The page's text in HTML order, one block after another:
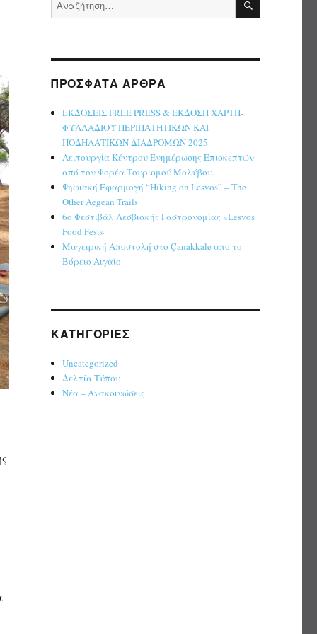
για:
ΠΡΌΣΦΑΤΑ ΆΡΘΡΑ
ΕΚΔΟΣΕΙΣ FREE PRESS & ΕΚΔΟΣΗ ΧΑΡΤΗ-
ΦΥΛΛΑΔΙΟΥ ΠΕΡΙΠΑΤΗΤΙΚΩΝ ΚΑΙ
ΠΟΔΗΛΑΤΙΚΩΝ ΔΙΑΔΡΟΜΩΝ 2025
Λειτουργία Κέντρου Ενημέρωσης Επισκεπτών
από τον Φορέα Τουρισμού Μολύβου.
Ψηφιακή Εφαρμογή “Hiking on Lesvos” – The
Other Aegean Trails
6ο Φεστιβάλ Λεσβιακής Γαστρονομίας «Lesvos
Food Fest»
Μαγειρική Αποστολή στο Çanakkale απο το
Βόρειο Αιγαίο
KΑΤΗΓΟΡΊΕΣ
Uncategorized
Δελτία Τύπου
Νέα – Ανακοινώσεις